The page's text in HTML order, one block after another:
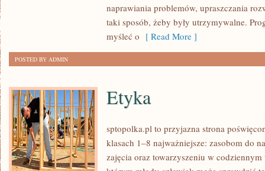
OPTYMALIZACJAnaprawiania problemów, upraszczania
taki sposób, żeby były utrzymywalne.
myśleć o [ Read More ]
POSTED BY ADMIN
Etyka
sptopolka.pl to przyjazna strona
klasach 1–8 najważniejsze: zasobom do
zajęcia oraz towarzyszeniu w